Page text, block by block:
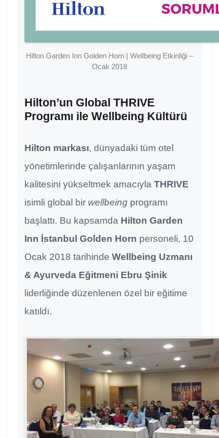
Hilton Garden Inn Golden Horn | Wellbeing Etkinliği –
Ocak 2018
Hilton’un Global THRIVE
Programı ile Wellbeing Kültürü
Hilton markası, dünyadaki tüm otel
yönetimlerinde çalışanlarının yaşam
kalitesini yükseltmek amacıyla THRIVE
isimli global bir wellbeing programı
başlattı. Bu kapsamda Hilton Garden
Inn İstanbul Golden Horn personeli, 10
Ocak 2018 tarihinde Wellbeing Uzmanı
& Ayurveda Eğitmeni Ebru Şinik
liderliğinde düzenlenen özel bir eğitime
katıldı.